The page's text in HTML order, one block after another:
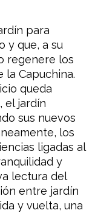
para
y que, a su
regenere los
la Capuchina.
queda
el jardín
sus nuevos
los
ligadas al
y
lectura del
entre jardín
y vuelta, una